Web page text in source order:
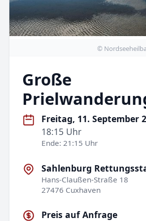
©
Große
Freitag, 11. September
18:15 Uhr
Ende: 21:15 Uhr
Sahlenburg
Hans-Claußen-Straße 18
27476 Cuxhaven
Preis auf Anfrage